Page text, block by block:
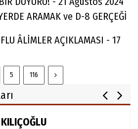
ARAMAK ve D-8 GERÇEĞİ
ÂLİ̇MLER AÇIKLAMASI - 17
5 116
Can
DİNLEMEYİN!..
Gözaydın
YARATMAZ.